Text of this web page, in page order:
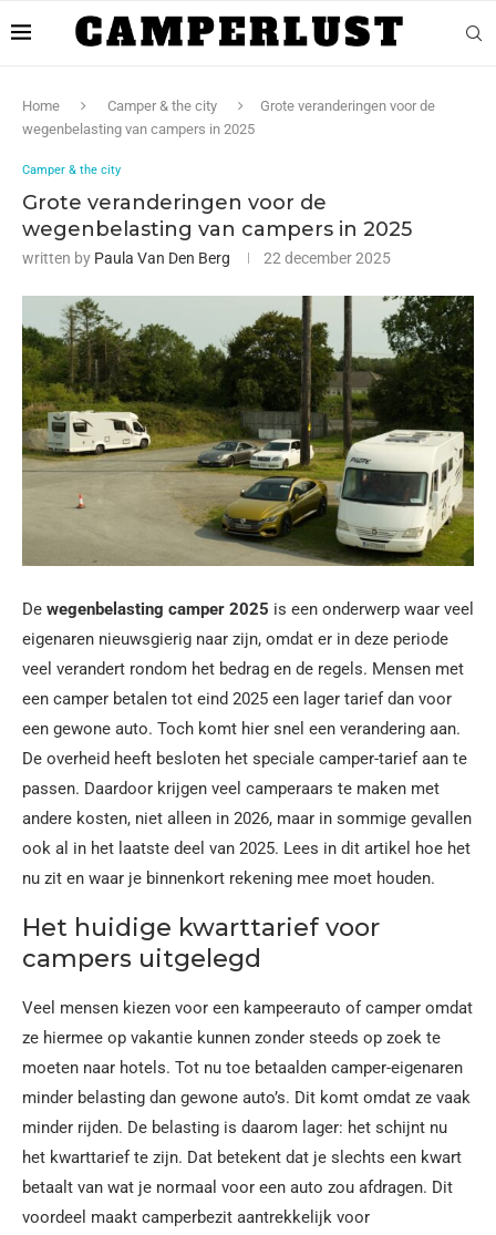
Home Camper & the city
Grote veranderingen voor de
wegenbelasting van campers in 2025
Camper & the city
Grote veranderingen voor de
wegenbelasting van campers in 2025
written by Paula Van Den Berg 22 december 2025
De wegenbelasting camper 2025 is een onderwerp waar veel
eigenaren nieuwsgierig naar zijn, omdat er in deze periode
veel verandert rondom het bedrag en de regels. Mensen met
een camper betalen tot eind 2025 een lager tarief dan voor
een gewone auto. Toch komt hier snel een verandering aan.
De overheid heeft besloten het speciale camper-tarief aan te
passen. Daardoor krijgen veel camperaars te maken met
andere kosten, niet alleen in 2026, maar in sommige gevallen
ook al in het laatste deel van 2025. Lees in dit artikel hoe het
nu zit en waar je binnenkort rekening mee moet houden.
Het huidige kwarttarief voor
campers uitgelegd
Veel mensen kiezen voor een kampeerauto of camper omdat
ze hiermee op vakantie kunnen zonder steeds op zoek te
moeten naar hotels. Tot nu toe betaalden camper-eigenaren
minder belasting dan gewone auto’s. Dit komt omdat ze vaak
minder rijden. De belasting is daarom lager: het schijnt nu
het kwarttarief te zijn. Dat betekent dat je slechts een kwart
betaalt van wat je normaal voor een auto zou afdragen. Dit
voordeel maakt camperbezit aantrekkelijk voor